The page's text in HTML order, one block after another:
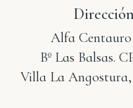
Dirección
Alfa Centauro
Bº Las Balsas.
Villa La Angostura,